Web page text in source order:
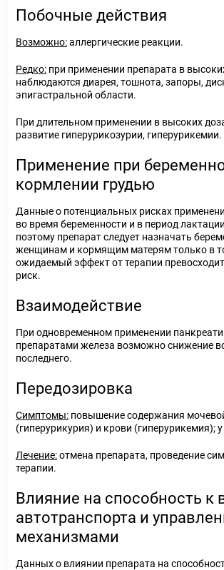
Побочные действия
Возможно:аллергические реакции.
Редко: при применении препарата в
наблюдаются диарея, тошнота, запоры,
эпигастральной области.
При длительном применении в высоких
развитие гиперурикозурии, гиперурикемии.
Применение при
кормлении грудью
Данные о потенциальных рисках
во время беременности и в период
поэтому препарат следует назначать
женщинам и кормящим матерям только в
ожидаемый эффект от терапии
риск.
Взаимодействие
При одновременном применении
препаратами железа возможно снижение
последнего.
Передозировка
Симптомы: повышение содержания
(гиперурикурия) и крови (гиперурикемия);
Лечение:отмена препарата, проведение
терапии.
Влияние на способность
автотранспорта и
механизмами
Данных о влиянии препарата на